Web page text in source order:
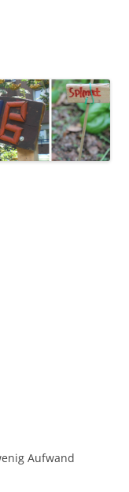
Aufwand